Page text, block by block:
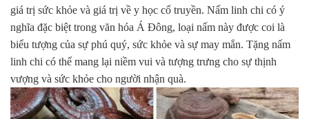
giá trị sức khỏe và giá trị về y học cổ truyền. Nấm linh chi có ý
nghĩa đặc biệt trong văn hóa Á Đông, loại nấm này được coi là
biểu tượng của sự phú quý, sức khỏe và sự may mắn. Tặng nấm
linh chi có thể mang lại niềm vui và tượng trưng cho sự thịnh
vượng và sức khỏe cho người nhận quà.